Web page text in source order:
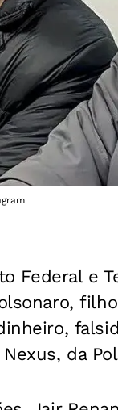
Federal e
da